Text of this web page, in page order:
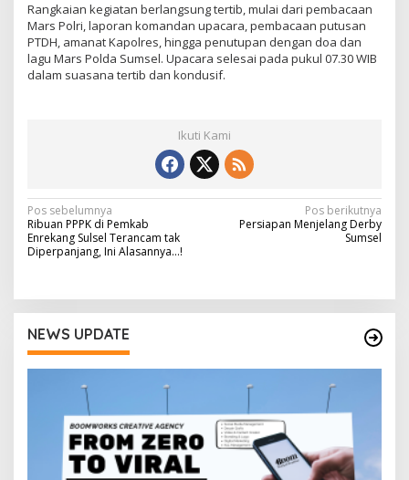
Rangkaian kegiatan berlangsung tertib, mulai dari pembacaan
Mars Polri, laporan komandan upacara, pembacaan putusan
PTDH, amanat Kapolres, hingga penutupan dengan doa dan
lagu Mars Polda Sumsel. Upacara selesai pada pukul 07.30 WIB
dalam suasana tertib dan kondusif.
Ikuti Kami
N
a
v
i
g
a
s
Pos sebelumnya
Ribuan PPPK di Pemkab
Enrekang Sulsel Terancam tak
Diperpanjang, Ini Alasannya…!
Pos berikutnya
Persiapan Menjelang Derby
Sumsel
NEWS UPDATE